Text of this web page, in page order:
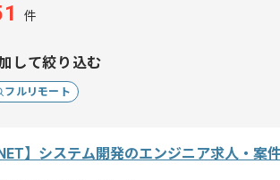
件
して絞り込む
フルリモート
】システム開発のエンジニア求人・案